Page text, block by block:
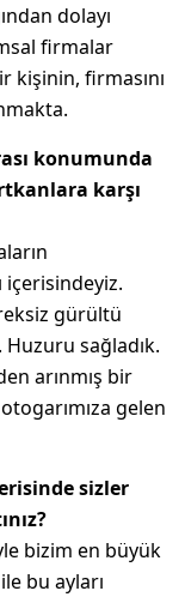
dolayı
firmalar
kişinin, firmasını
konumunda
karşı
içerisindeyiz.
gürültü
sağladık.
arınmış bir
gelen
sizler
bizim en büyük
bu ayları